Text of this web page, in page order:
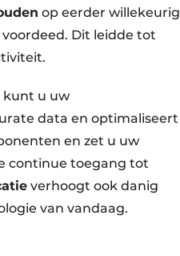
op eerder willekeurig
Dit leidde tot
kunt u uw
data en optimaliseert
en zet u uw
continue toegang tot
verhoogt ook danig
van vandaag.